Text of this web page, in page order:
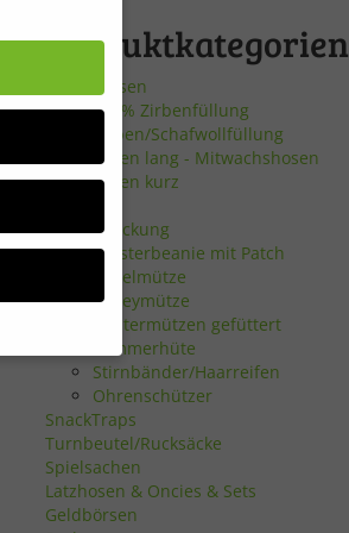
Produktkategorien
Zirbenkissen
100% Zirbenfüllung
Zirben/Schafwollfüllung
Pumphosen lang - Mitwachshosen
Pumphosen kurz
Kopfbedeckung
Hipsterbeanie mit Patch
Häkelmütze
Jerseymütze
Wintermützen gefüttert
Sommerhüte
Stirnbänder/Haarreifen
Ohrenschützer
SnackTraps
Turnbeutel/Rucksäcke
Spielsachen
Latzhosen & Oncies & Sets
Geldbörsen
Website
können